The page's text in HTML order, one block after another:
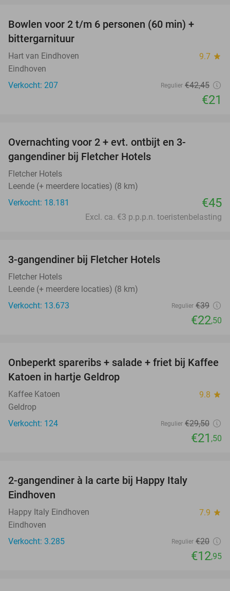
Bowlen voor 2 t/m 6 personen (60 min) +
bittergarnituur
Hart van Eindhoven 9.7 star
Eindhoven
Verkocht: 207
Regulier €42,45
€21
Overnachting voor 2 + evt. ontbijt en 3-
gangendiner bij Fletcher Hotels
Fletcher Hotels
Leende (+ meerdere locaties) (8 km)
Verkocht: 18.181
€45
Excl. ca. €3 p.p.p.n. toeristenbelasting
3-gangendiner bij Fletcher Hotels
Fletcher Hotels
Leende (+ meerdere locaties) (8 km)
Verkocht: 13.673
Regulier €39
€22,50
27%
Onbeperkt spareribs + salade + friet bij Kaffee
Katoen in hartje Geldrop
Kaffee Katoen 9.8 star
Geldrop
Verkocht: 124
Regulier €29,50
€21 ,50
2-gangendiner à la carte bij Happy Italy
Eindhoven
Happy Italy Eindhoven 7.9 star
Eindhoven
Verkocht: 3.285
Regulier €20
€12,95